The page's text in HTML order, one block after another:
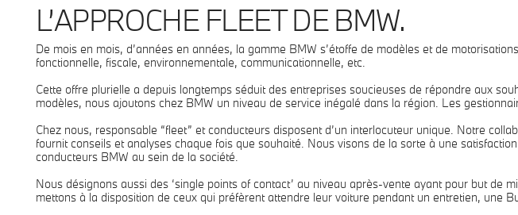
L’APPROCHE FLEET DE BMW.
De mois en mois, d’années en années, la gamme BMW s’étoffe de modèles et de
fonctionnelle, fiscale, environnementale, communicationnelle, etc.
Cette offre plurielle a depuis longtemps séduit des entreprises soucieuses de répondre aux
modèles, nous ajoutons chez BMW un niveau de service inégalé dans la région. Les
Chez nous, responsable “fleet” et conducteurs disposent d’un interlocuteur unique. Notre
fournit conseils et analyses chaque fois que souhaité. Nous visons de la sorte à une
conducteurs BMW au sein de la société.
Nous désignons aussi des ‘single points of contact’ au niveau après-vente ayant pour but de
mettons à la disposition de ceux qui préfèrent attendre leur voiture pendant un entretien, une